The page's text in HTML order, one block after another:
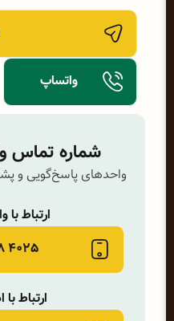
واتساپ
شماره تماس
واحدهای پاسخ‌گویی و
ارتباط
۴۰۲۵ ۰۵۸ ۰۹۳۹
ارتباط